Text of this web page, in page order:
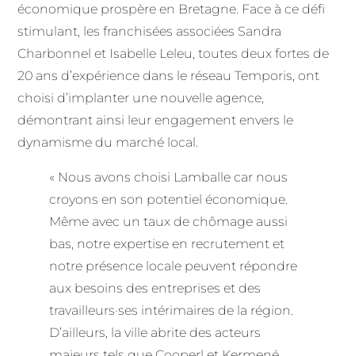
économique prospère en Bretagne. Face à ce défi
stimulant, les franchisées associées Sandra
Charbonnel et Isabelle Leleu, toutes deux fortes de
20 ans d’expérience dans le réseau Temporis, ont
choisi d’implanter une nouvelle agence,
démontrant ainsi leur engagement envers le
dynamisme du marché local.
« Nous avons choisi Lamballe car nous
croyons en son potentiel économique.
Même avec un taux de chômage aussi
bas, notre expertise en recrutement et
notre présence locale peuvent répondre
aux besoins des entreprises et des
travailleurs·ses intérimaires de la région.
D’ailleurs, la ville abrite des acteurs